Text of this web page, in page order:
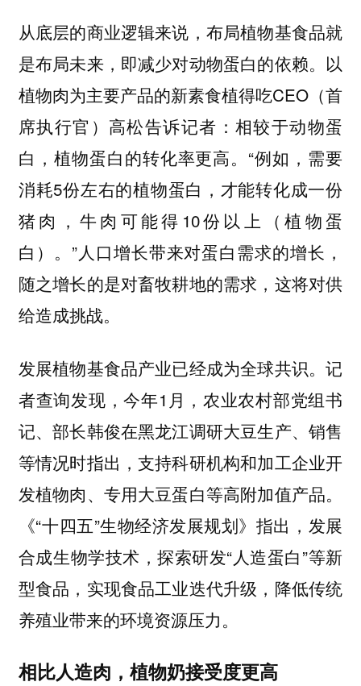
从底层的商业逻辑来说，布局植物基食品就
是布局未来，即减少对动物蛋白的依赖。以
植物肉为主要产品的新素食植得吃CEO（首
席执行官）高松告诉记者：相较于动物蛋
白，植物蛋白的转化率更高。“例如，需要
消耗5份左右的植物蛋白，才能转化成一份
猪肉，牛肉可能得10份以上（植物蛋
白）。”人口增长带来对蛋白需求的增长，
随之增长的是对畜牧耕地的需求，这将对供
给造成挑战。
发展植物基食品产业已经成为全球共识。记
者查询发现，今年1月，农业农村部党组书
记、部长韩俊在黑龙江调研大豆生产、销售
等情况时指出，支持科研机构和加工企业开
发植物肉、专用大豆蛋白等高附加值产品。
《“十四五”生物经济发展规划》指出，发展
合成生物学技术，探索研发“人造蛋白”等新
型食品，实现食品工业迭代升级，降低传统
养殖业带来的环境资源压力。
相比人造肉，植物奶接受度更高